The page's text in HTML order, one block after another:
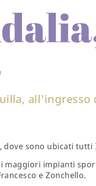
all'ingresso
sono ubicati
maggiori impianti
e Zonchello.